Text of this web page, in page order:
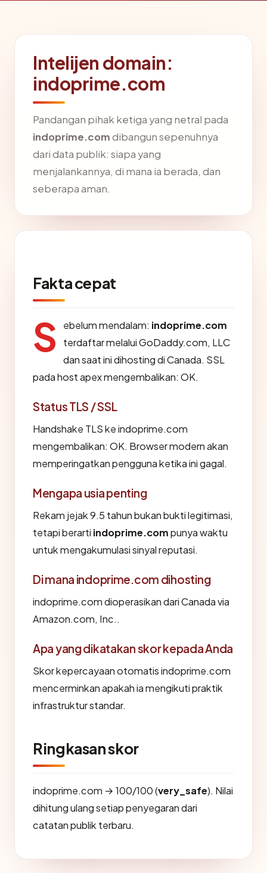
Intelijen domain:
indoprime.com
Pandangan pihak ketiga yang netral pada
indoprime.comdibangun sepenuhnya
dari data publik: siapa yang
menjalankannya, di mana ia berada, dan
seberapa aman.
Fakta cepat
S ebelum mendalam: indoprime.com
terdaftar melalui GoDaddy.com, LLC
dan saat ini dihosting di Canada. SSL
pada host apex mengembalikan: OK.
Status TLS / SSL
Handshake TLS ke indoprime.com
mengembalikan: OK. Browser modern akan
memperingatkan pengguna ketika ini gagal.
Mengapa usia penting
Rekam jejak 9.5 tahun bukan bukti legitimasi,
tetapi berarti indoprime.compunya waktu
untuk mengakumulasi sinyal reputasi.
Di mana indoprime.com dihosting
indoprime.com dioperasikan dari Canada via
Amazon.com, Inc..
Apa yang dikatakan skor kepada Anda
Skor kepercayaan otomatis indoprime.com
mencerminkan apakah ia mengikuti praktik
infrastruktur standar.
Ringkasan skor
indoprime.com → 100/100 (very_safe). Nilai
dihitung ulang setiap penyegaran dari
catatan publik terbaru.